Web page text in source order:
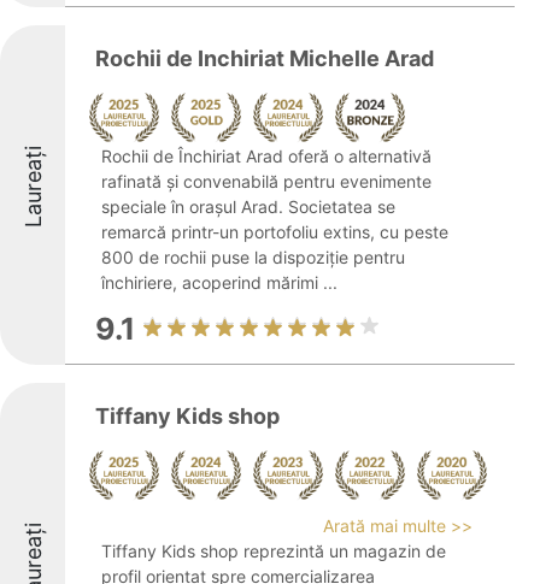
Laureați
Rochii de Inchiriat Michelle Arad
Rochii de Închiriat Arad oferă o alternativă
rafinată și convenabilă pentru evenimente
speciale în orașul Arad. Societatea se
remarcă printr-un portofoliu extins, cu peste
800 de rochii puse la dispoziție pentru
închiriere, acoperind mărimi ...
9.1
Laureați
Tiffany Kids shop
Arată mai multe >>
Tiffany Kids shop reprezintă un magazin de
profil orientat spre comercializarea